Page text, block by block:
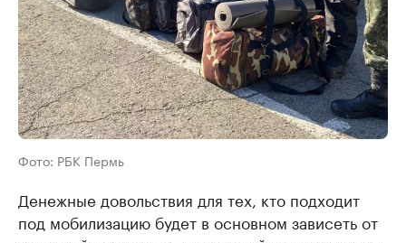
Фото: РБК Пермь
Денежные довольствия для тех, кто подходит
под мобилизацию будет в основном зависеть от